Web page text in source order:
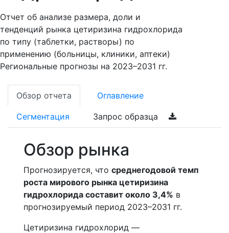
Отчет об анализе размера, доли и
тенденций рынка цетиризина гидрохлорида
по типу (таблетки, растворы) по
применению (больницы, клиники, аптеки)
Региональные прогнозы на 2023–2031 гг.
Обзор отчета Оглавление
Сегментация Запрос образца
Обзор рынка
Прогнозируется, что среднегодовой темп
роста мирового рынка цетиризина
гидрохлорида составит около 3,4% в
прогнозируемый период 2023–2031 гг.
Цетиризина гидрохлорид —